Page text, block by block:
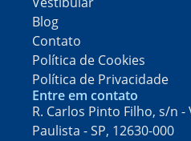
Blog
Contato
Política de Cookies
Política de Privacidade
Entre em contato
R. Carlos Pinto Filho, s/n
Paulista - SP, 12630-000​